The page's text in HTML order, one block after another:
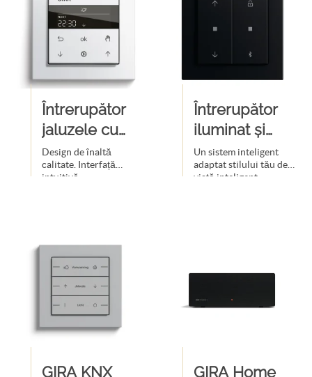
Întrerupător
jaluzele cu
display
Design de înaltă
calitate. Interfață
intuitivă.
Întrerupător
iluminat și
jaluzele cu
Bluetooth
Un sistem inteligent
adaptat stilului tău de
viață inteligent
GIRA KNX
GIRA Home